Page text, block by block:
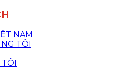
NAM
TÔI